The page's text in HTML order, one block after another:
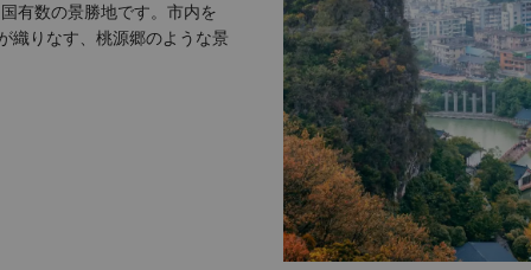
有数の景勝地です。市内を
織りなす、桃源郷のような景